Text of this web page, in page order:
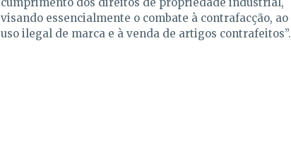
visando essencialmente o combate à contrafacção, ao
uso ilegal de marca e à venda de artigos contrafeitos”.